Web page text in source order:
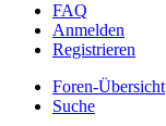
FAQ
Anmelden
Registrieren
Foren-Übersicht
Suche